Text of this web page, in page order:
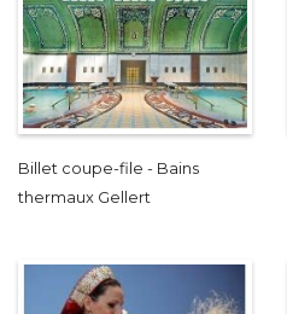
Billet coupe-file - Bains
thermaux Gellert